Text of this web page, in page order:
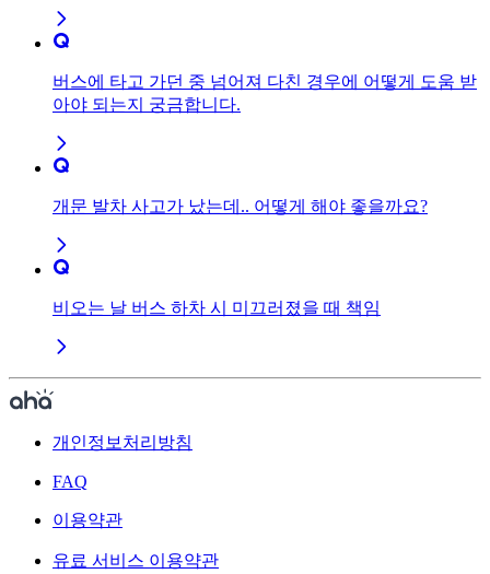
버스에 타고 가던 중 넘어져 다친 경우에 어떻게 도움 받
아야 되는지 궁금합니다.
개문 발차 사고가 났는데.. 어떻게 해야 좋을까요?
비오는 날 버스 하차 시 미끄러졌을 때 책임
개인정보처리방침
FAQ
이용약관
유료 서비스 이용약관